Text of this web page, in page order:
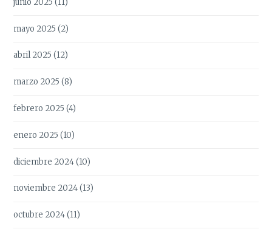
mayo 2025 (2)
abril 2025 (12)
marzo 2025 (8)
febrero 2025 (4)
enero 2025 (10)
diciembre 2024(10)
noviembre 2024(13)
octubre 2024(11)